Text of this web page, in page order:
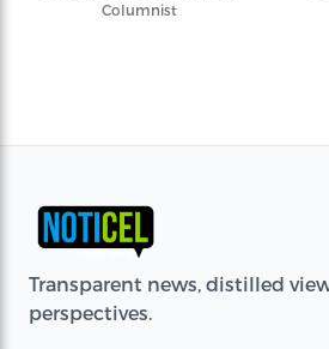
Columnist
Transparent news, distilled
perspectives.